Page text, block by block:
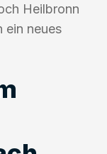
Heilbronn
ein neues